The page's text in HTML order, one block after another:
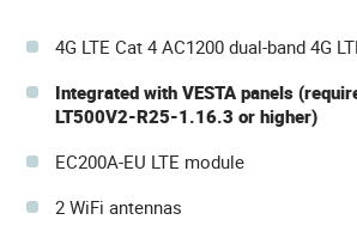
4G LTE Cat 4 AC1200 dual-band 4G
Integrated with VESTA panels
LT500V2-R25-1.16.3 or higher)
EC200A-EU LTE module
2 WiFi antennas